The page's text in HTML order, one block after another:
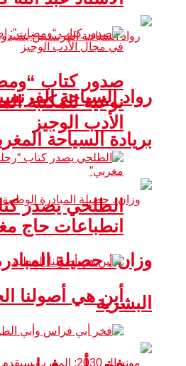
رواد السياحة
بريادة السياحة
وزان.. حصيلة
البشرية
صدور كتاب
نوعية للمكتبة
الأدب الوجيز
الطلحي يصدر
انطباعات حاج
أين هي أصولنا